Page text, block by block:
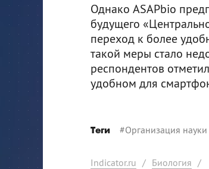
Однако ASAPbio
будущего
переход к более
такой меры стало
респондентов
удобном для
Теги #Организация науки
Indicator.ru / Биология /